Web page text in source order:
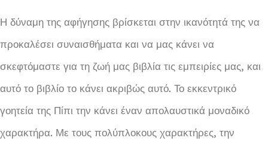
Η δύναμη της αφήγησης βρίσκεται στην ικανότητά της να
προκαλέσει συναισθήματα και να μας κάνει να
σκεφτόμαστε για τη ζωή μας βιβλία τις εμπειρίες μας, και
αυτό το βιβλίο το κάνει ακριβώς αυτό. Το εκκεντρικό
γοητεία της Πίπι την κάνει έναν απολαυστικά μοναδικό
χαρακτήρα. Με τους πολύπλοκους χαρακτήρες, την